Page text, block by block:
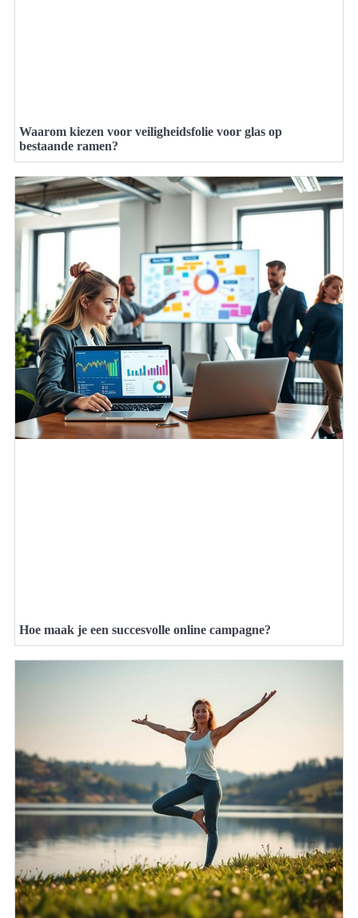
Waarom kiezen voor veiligheidsfolie voor glas op
bestaande ramen?
Hoe maak je een succesvolle online campagne?